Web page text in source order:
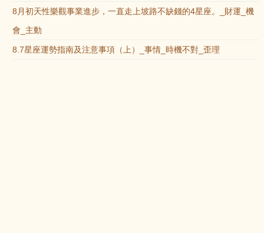
8月初天性樂觀事業進步，一直走上坡路不缺錢的4星座。_財運_機
會_主動
8.7星座運勢指南及注意事項（上）_事情_時機不對_歪理